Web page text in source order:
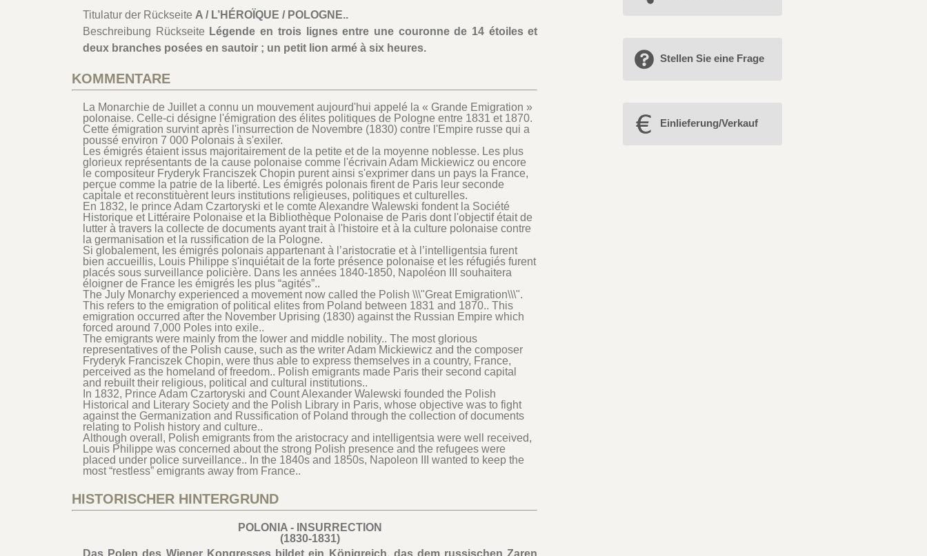
Titulatur der Rückseite A / L’HÉROÏQUE / POLOGNE..
Beschreibung Rückseite Légende en trois lignes entre une couronne de 14 étoiles et
deux branches posées en sautoir ; un petit lion armé à six heures.
KOMMENTARE
La Monarchie de Juillet a connu un mouvement aujourd'hui appelé la « Grande Emigration »
polonaise. Celle-ci désigne l'émigration des élites politiques de Pologne entre 1831 et 1870.
Cette émigration survint après l'insurrection de Novembre (1830) contre l'Empire russe qui a
poussé environ 7 000 Polonais à s'exiler.
Les émigrés étaient issus majoritairement de la petite et de la moyenne noblesse. Les plus
glorieux représentants de la cause polonaise comme l'écrivain Adam Mickiewicz ou encore
le compositeur Fryderyk Franciszek Chopin purent ainsi s'exprimer dans un pays la France,
perçue comme la patrie de la liberté. Les émigrés polonais firent de Paris leur seconde
capitale et reconstituèrent leurs institutions religieuses, politiques et culturelles.
En 1832, le prince Adam Czartoryski et le comte Alexandre Walewski fondent la Société
Historique et Littéraire Polonaise et la Bibliothèque Polonaise de Paris dont l'objectif était de
lutter à travers la collecte de documents ayant trait à l'histoire et à la culture polonaise contre
la germanisation et la russification de la Pologne.
Si globalement, les émigrés polonais appartenant à l’aristocratie et à l’intelligentsia furent
bien accueillis, Louis Philippe s'inquiétait de la forte présence polonaise et les réfugiés furent
placés sous surveillance policière. Dans les années 1840-1850, Napoléon III souhaitera
éloigner de France les émigrés les plus “agités”..
The July Monarchy experienced a movement now called the Polish \\\"Great Emigration\\\".
This refers to the emigration of political elites from Poland between 1831 and 1870.. This
emigration occurred after the November Uprising (1830) against the Russian Empire which
forced around 7,000 Poles into exile..
The emigrants were mainly from the lower and middle nobility.. The most glorious
representatives of the Polish cause, such as the writer Adam Mickiewicz and the composer
Fryderyk Franciszek Chopin, were thus able to express themselves in a country, France,
perceived as the homeland of freedom.. Polish emigrants made Paris their second capital
and rebuilt their religious, political and cultural institutions..
In 1832, Prince Adam Czartoryski and Count Alexander Walewski founded the Polish
Historical and Literary Society and the Polish Library in Paris, whose objective was to fight
against the Germanization and Russification of Poland through the collection of documents
relating to Polish history and culture..
Although overall, Polish emigrants from the aristocracy and intelligentsia were well received,
Louis Philippe was concerned about the strong Polish presence and the refugees were
placed under police surveillance.. In the 1840s and 1850s, Napoleon III wanted to keep the
most “restless” emigrants away from France..
HISTORISCHER HINTERGRUND
POLONIA - INSURRECTION
(1830-1831)
Das Polen des Wiener Kongresses bildet ein Königreich, das dem russischen Zaren
Stellen Sie eine Frage
Einlieferung/Verkauf